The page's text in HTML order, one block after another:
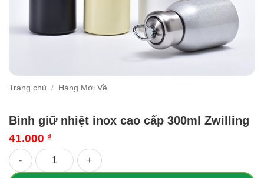
Trang chủ / Hàng Mới Về
Bình giữ nhiệt inox cao cấp 300ml Zwilling
41.000 ₫
Bình giữ nhiệt inox cao cấp 300ml Zwilling số lượng